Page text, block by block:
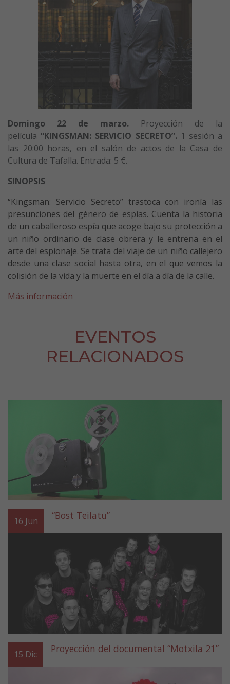
Domingo 22 de marzo. Proyección de la
película “KINGSMAN: SERVICIO SECRETO”. 1 sesión a
las 20:00 horas, en el salón de actos de la Casa de
Cultura de Tafalla. Entrada: 5 €.
SINOPSIS
“Kingsman: Servicio Secreto” trastoca con ironía las
presunciones del género de espías. Cuenta la historia
de un caballeroso espía que acoge bajo su protección a
un niño ordinario de clase obrera y le entrena en el
arte del espionaje. Se trata del viaje de un niño callejero
desde una clase social hasta otra, en el que vemos la
colisión de la vida y la muerte en el día a día de la calle.
Más información
EVENTOS
RELACIONADOS
16 Jun “Bost Teilatu”
15 Dic Proyección del documental “Motxila 21”